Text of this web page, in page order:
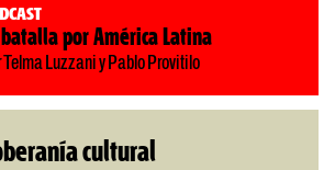
por América Latina
Telma Luzzani y Pablo Provitilo
cultural